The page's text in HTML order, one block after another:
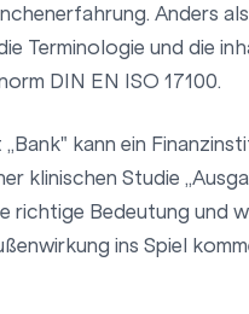
Anders
Terminologie und die
DIN EN ISO 17100.
kann ein
klinischen Studie
Bedeutung und
ins Spiel